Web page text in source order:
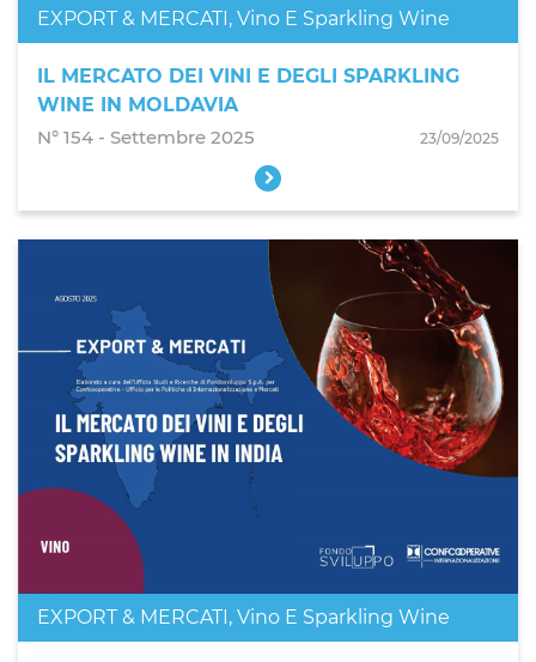
EXPORT & MERCATI , Vino E Sparkling Wine
IL MERCATO DEI VINI E DEGLI SPARKLING
WINE IN MOLDAVIA
N° 154 - Settembre 2025
23/09/2025
EXPORT & MERCATI , Vino E Sparkling Wine